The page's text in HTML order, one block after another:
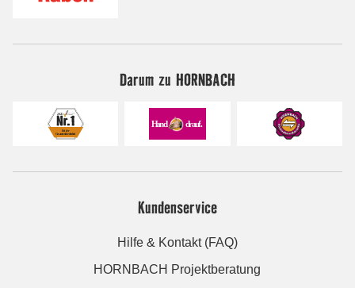
Darum zu HORNBACH
Kundenservice
Hilfe & Kontakt (FAQ)
HORNBACH Projektberatung